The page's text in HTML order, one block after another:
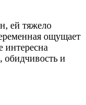
ей тяжело
ощущает
интересна
обидчивость и